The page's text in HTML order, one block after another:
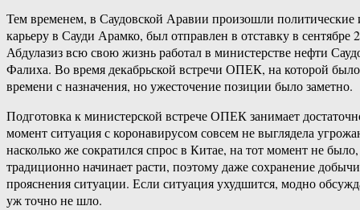
Тем временем, в Саудовской Аравии произошли
карьеру в Сауди Арамко, был отправлен в отставку в
Абдулазиз всю свою жизнь работал в министерстве нефти
Фалиха. Во время декабрьской встречи ОПЕК, на которой
времени с назначения, но ужесточение позиции было заметно.
Подготовка к министерской встрече ОПЕК занимает
момент ситуация с коронавирусом совсем не выглядела
насколько же сократился спрос в Китае, на тот момент не
традиционно начинает расти, поэтому даже сохранение
прояснения ситуации. Если ситуация ухудшится, модно
уж точно не шло.